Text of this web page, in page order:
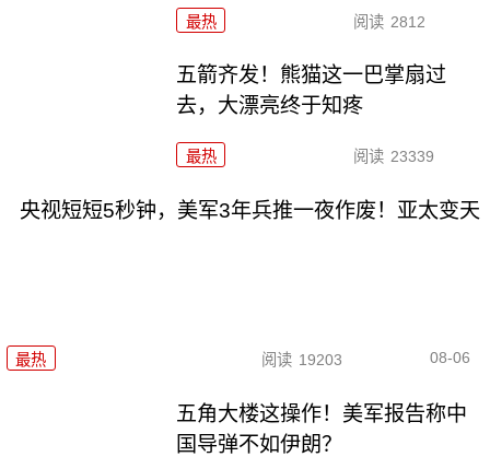
最热 阅读 2812
五箭齐发！熊猫这一巴掌扇过
去，大漂亮终于知疼
最热 阅读 23339
央视短短5秒钟，美军3年兵推一夜作废！亚太变天
最热 阅读 19203 08-06
五角大楼这操作！美军报告称中
国导弹不如伊朗？